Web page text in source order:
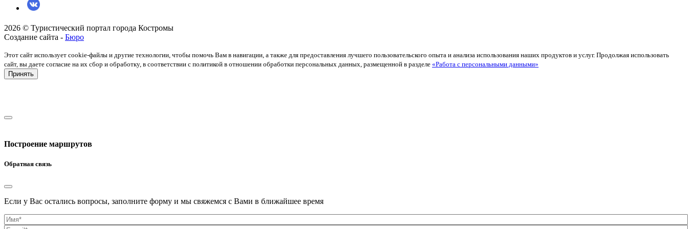
2026 © Туристический портал города Костромы
Создание сайта - Бюро
Этот сайт использует cookie-файлы и другие технологии, чтобы помочь Вам в навигации, а также для предоставления лучшего пользовательского опыта и анализа использования наших продуктов и услуг. Продолжая использовать
сайт, вы даете согласие на их сбор и обработку, в соответствии с политикой в отношении обработки персональных данных, размещенной в разделе «Работа с персональными данными»
Принять
Построение маршрутов
Обратная связь
Если у Вас остались вопросы, заполните форму и мы свяжемся с Вами в ближайшее время